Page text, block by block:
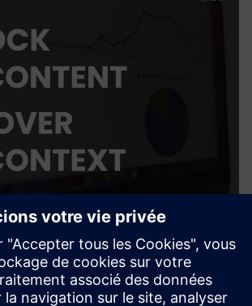
en tant que service pour le secteur de